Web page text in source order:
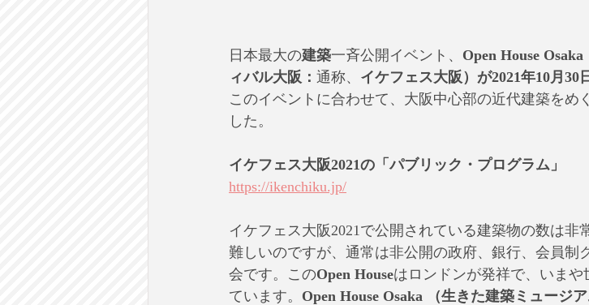
日本最大の建築一斉公開イベント、 Open House
ィバル大阪： 通称、 イケフェス大阪）が2021年10月30
このイベントに合わせて、大阪中心部の近代建築をめ
した。
イケフェス大阪2021の「パブリック・プログラム」
https://ikenchiku.jp/
イケフェス大阪2021で公開されている建築物の数は
難しいのですが、通常は非公開の政府、銀行、会員制
会です。このOpen Houseはロンドンが発祥で、いま
ています。 Open House Osaka （生きた建築ミュージ